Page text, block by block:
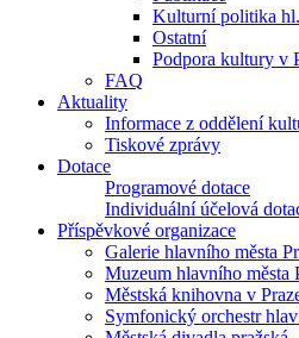
Kulturní politika
Ostatní
Podpora kultury v
FAQ
Aktuality
Informace z oddělení
Tiskové zprávy
Dotace
Programové dotace
Individuální účelová
Příspěvkové organizace
Galerie hlavního města
Muzeum hlavního města
Městská knihovna v
Symfonický orchestr